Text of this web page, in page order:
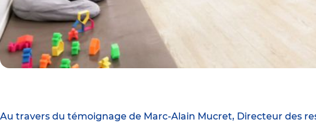
Au travers du témoignage de Marc-Alain Mucret, Directeur des